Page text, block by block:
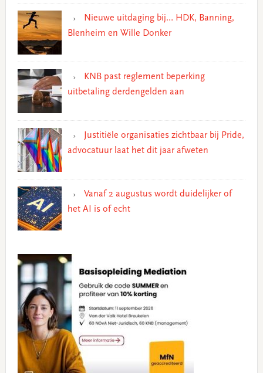
Nieuwe uitdaging bij… HDK, Banning,
Blenheim en Wille Donker
KNB past reglement beperking
uitbetaling derdengelden aan
Justitiële organisaties zichtbaar bij Pride,
advocatuur laat het dit jaar afweten
Vanaf 2 augustus wordt duidelijker of
het AI is of echt